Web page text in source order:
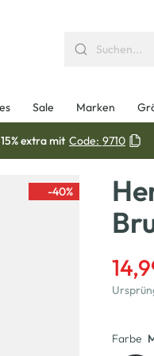
Sale Marken
extra mit Code: 9710
-40%
Farbe